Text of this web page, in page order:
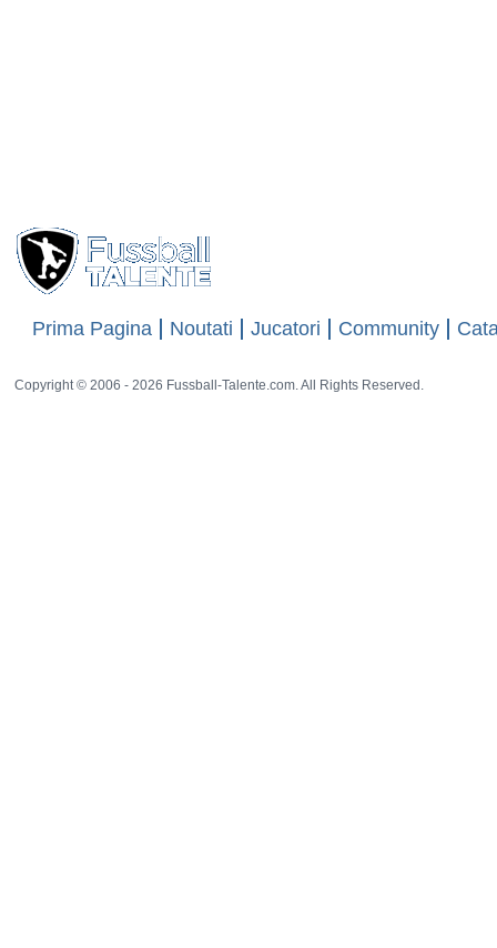
Prima Pagina Noutati Jucatori Community
Copyright © 2006 - 2026 Fussball-Talente.com. All Rights Reserved.